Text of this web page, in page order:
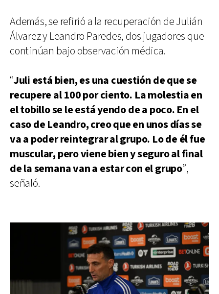
Además, se refirió a la recuperación de Julián
Álvarez y Leandro Paredes, dos jugadores que
continúan bajo observación médica.
“Juli está bien, es una cuestión de que se
recupere al 100 por ciento. La molestia en
el tobillo se le está yendo de a poco. En el
caso de Leandro, creo que en unos días se
va a poder reintegrar al grupo. Lo de él fue
muscular, pero viene bien y seguro al final
de la semana van a estar con el grupo”,
señaló.